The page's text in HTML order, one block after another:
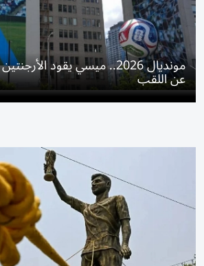
مونديال 2026.. ميسي يقود
عن اللقب